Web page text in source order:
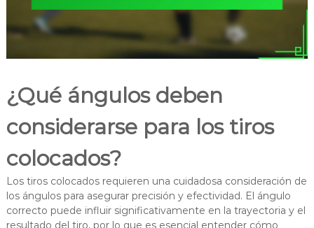
¿Qué ángulos deben
considerarse para los tiros
colocados?
Los tiros colocados requieren una cuidadosa consideración de
los ángulos para asegurar precisión y efectividad. El ángulo
correcto puede influir significativamente en la trayectoria y el
resultado del tiro, por lo que es esencial entender cómo